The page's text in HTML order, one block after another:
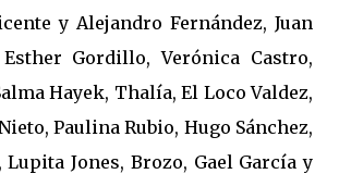
y Alejandro Fernández, Juan
Gordillo, Verónica Castro,
Hayek, Thalía, El Loco Valdez,
Paulina Rubio, Hugo Sánchez,
Lupita Jones, Brozo, Gael García y